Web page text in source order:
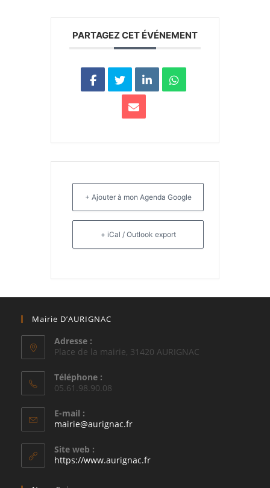
PARTAGEZ CET ÉVÉNEMENT
+ Ajouter à mon Agenda Google
+ iCal / Outlook export
Mairie D’AURIGNAC
Adresse :
Place de la mairie, 31420 AURIGNAC
Téléphone :
05.61.98.90.08
E-mail :
mairie@aurignac.frS’ouvre
application
Site web :
https://www.aurignac.fr